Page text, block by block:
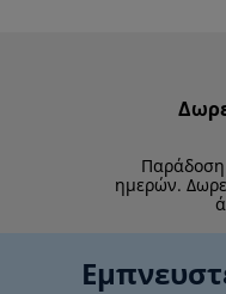
ημερών.